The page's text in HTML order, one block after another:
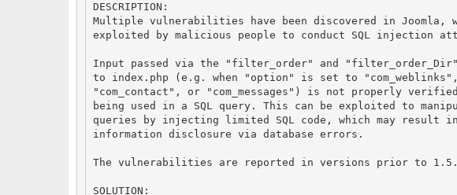
DESCRIPTION:
Multiple vulnerabilities have been discovered in Joomla,
exploited by malicious people to conduct SQL injection
Input passed via the "filter_order" and "filter_order_Dir"
to index.php (e.g. when "option" is set to "com_weblinks",
"com_contact", or "com_messages") is not properly
being used in a SQL query. This can be exploited to
queries by injecting limited SQL code, which may result
information disclosure via database errors.
The vulnerabilities are reported in versions prior to
SOLUTION: